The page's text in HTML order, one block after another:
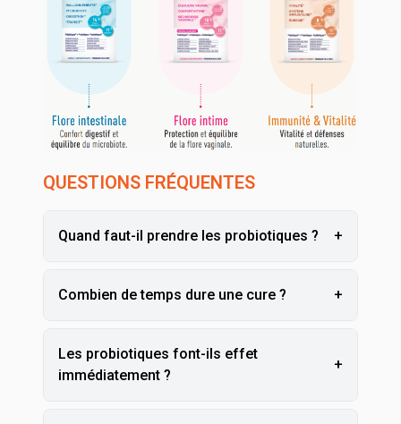
QUESTIONS FRÉQUENTES
Quand faut-il prendre les probiotiques ? +
Combien de temps dure une cure ? +
Les probiotiques font-ils effet
immédiatement ?
+